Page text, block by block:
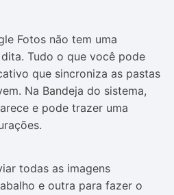
Fotos não tem uma
Tudo o que você pode
que sincroniza as pastas
Na Bandeja do sistema,
e pode trazer uma
todas as imagens
e outra para fazer o